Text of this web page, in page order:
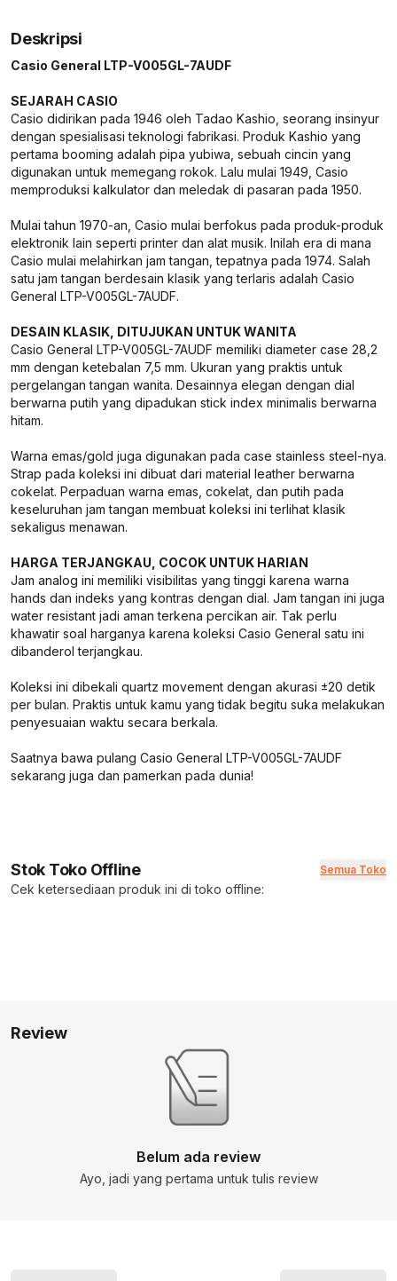
Deskripsi
Casio General LTP-V005GL-7AUDF
SEJARAH CASIO
Casio didirikan pada 1946 oleh Tadao Kashio, seorang insinyur
dengan spesialisasi teknologi fabrikasi. Produk Kashio yang
pertama booming adalah pipa yubiwa, sebuah cincin yang
digunakan untuk memegang rokok. Lalu mulai 1949, Casio
memproduksi kalkulator dan meledak di pasaran pada 1950.
Mulai tahun 1970-an, Casio mulai berfokus pada produk-produk
elektronik lain seperti printer dan alat musik. Inilah era di mana
Casio mulai melahirkan jam tangan, tepatnya pada 1974. Salah
satu jam tangan berdesain klasik yang terlaris adalah Casio
General LTP-V005GL-7AUDF.
DESAIN KLASIK, DITUJUKAN UNTUK WANITA
Casio General LTP-V005GL-7AUDF memiliki diameter case 28,2
mm dengan ketebalan 7,5 mm. Ukuran yang praktis untuk
pergelangan tangan wanita. Desainnya elegan dengan dial
berwarna putih yang dipadukan stick index minimalis berwarna
hitam.
Warna emas/gold juga digunakan pada case stainless steel-nya.
Strap pada koleksi ini dibuat dari material leather berwarna
cokelat. Perpaduan warna emas, cokelat, dan putih pada
keseluruhan jam tangan membuat koleksi ini terlihat klasik
sekaligus menawan.
HARGA TERJANGKAU, COCOK UNTUK HARIAN
Jam analog ini memiliki visibilitas yang tinggi karena warna
hands dan indeks yang kontras dengan dial. Jam tangan ini juga
water resistant jadi aman terkena percikan air. Tak perlu
khawatir soal harganya karena koleksi Casio General satu ini
dibanderol terjangkau.
Koleksi ini dibekali quartz movement dengan akurasi ±20 detik
per bulan. Praktis untuk kamu yang tidak begitu suka melakukan
penyesuaian waktu secara berkala.
Saatnya bawa pulang Casio General LTP-V005GL-7AUDF
sekarang juga dan pamerkan pada dunia!
Stok Toko Offline Semua Toko
Cek ketersediaan produk ini di toko offline:
Review
Belum ada review
Ayo, jadi yang pertama untuk tulis review